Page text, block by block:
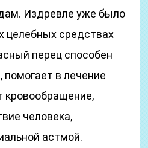
Издревле уже было
целебных средствах
перец способен
помогает в лечение
кровообращение,
человека,
астмой.